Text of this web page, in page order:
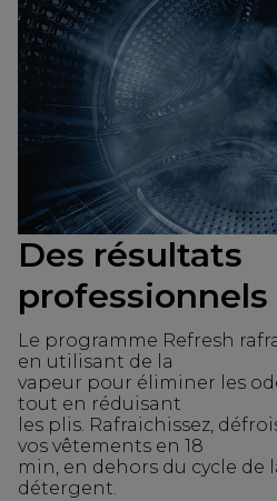
Des résultats
professionnels
Le programme Refresh
en utilisant de la
vapeur pour éliminer les
tout en réduisant
les plis. Rafraichissez,
vos vêtements en 18
min, en dehors du cycle de
détergent.